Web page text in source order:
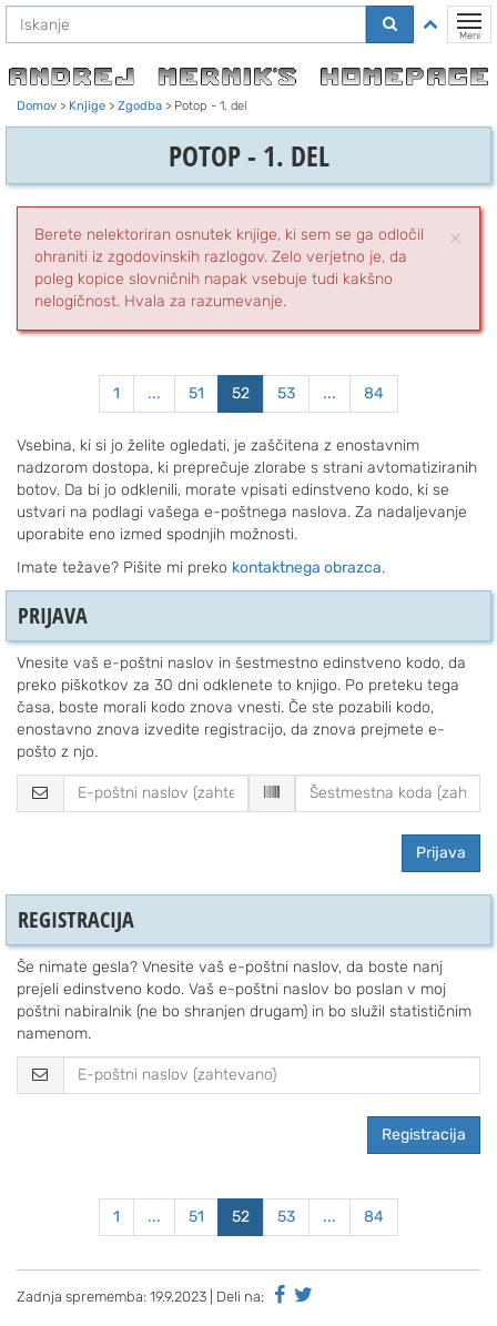
Na
vsebino
Meni
Domov > Knjige > Zgodba > Potop - 1. del
POTOP - 1. DEL
×
Berete nelektoriran osnutek knjige, ki sem se ga odločil
ohraniti iz zgodovinskih razlogov. Zelo verjetno je, da
poleg kopice slovničnih napak vsebuje tudi kakšno
nelogičnost. Hvala za razumevanje.
1 ... 51 52 53 ... 84
Vsebina, ki si jo želite ogledati, je zaščitena z enostavnim
nadzorom dostopa, ki preprečuje zlorabe s strani avtomatiziranih
botov. Da bi jo odklenili, morate vpisati edinstveno kodo, ki se
ustvari na podlagi vašega e-poštnega naslova. Za nadaljevanje
uporabite eno izmed spodnjih možnosti.
Imate težave? Pišite mi preko kontaktnega obrazca.
PRIJAVA
Vnesite vaš e-poštni naslov in šestmestno edinstveno kodo, da
preko piškotkov za 30 dni odklenete to knjigo. Po preteku tega
časa, boste morali kodo znova vnesti. Če ste pozabili kodo,
enostavno znova izvedite registracijo, da znova prejmete e-
pošto z njo.
Prijava
REGISTRACIJA
Še nimate gesla? Vnesite vaš e-poštni naslov, da boste nanj
prejeli edinstveno kodo. Vaš e-poštni naslov bo poslan v moj
poštni nabiralnik (ne bo shranjen drugam) in bo služil statističnim
namenom.
Registracija
1 ... 51 52 53 ... 84
Zadnja sprememba: 19.9.2023 | Deli na: